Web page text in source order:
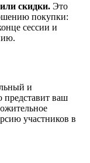
скидки. Это
покупки:
сессии и
и
представит ваш
участников в